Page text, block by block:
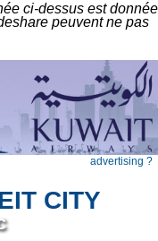
ci-dessus est donnée
peuvent ne pas
advertising ?
CITY